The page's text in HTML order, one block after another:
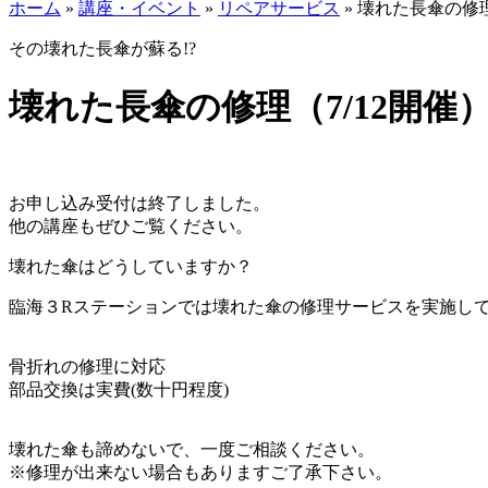
ホーム » 講座・イベント » リペアサービス » 壊れた長傘の修
その壊れた長傘が蘇る!?
壊れた長傘の修理（7/12開催）
お申し込み受付は終了しました。
他の講座もぜひご覧ください。
壊れた傘はどうしていますか？
臨海３Rステーションでは壊れた傘の修理サービスを実施して
骨折れの修理に対応
部品交換は実費(数十円程度)
壊れた傘も諦めないで、一度ご相談ください。
※修理が出来ない場合もありますご了承下さい。